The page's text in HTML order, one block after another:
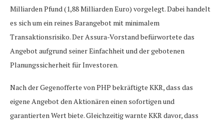
Milliarden Pfund (1,88 Milliarden Euro) vorgelegt. Dabei handelt
es sich um ein reines Barangebot mit minimalem
Transaktionsrisiko. Der Assura-Vorstand befürwortete das
Angebot aufgrund seiner Einfachheit und der gebotenen
Planungssicherheit für Investoren.
Nach der Gegenofferte von PHP bekräftigte KKR, dass das
eigene Angebot den Aktionären einen sofortigen und
garantierten Wert biete. Gleichzeitig warnte KKR davor, dass